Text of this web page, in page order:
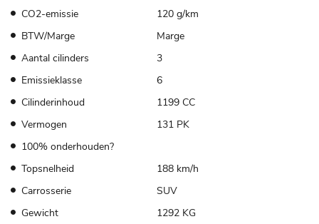
CO2-emissie
120 g/km
BTW/Marge
Marge
Aantal cilinders
3
Emissieklasse
6
Cilinderinhoud
1199 CC
Vermogen
131 PK
100% onderhouden?
Topsnelheid
188 km/h
Carrosserie
SUV
Gewicht
1292 KG